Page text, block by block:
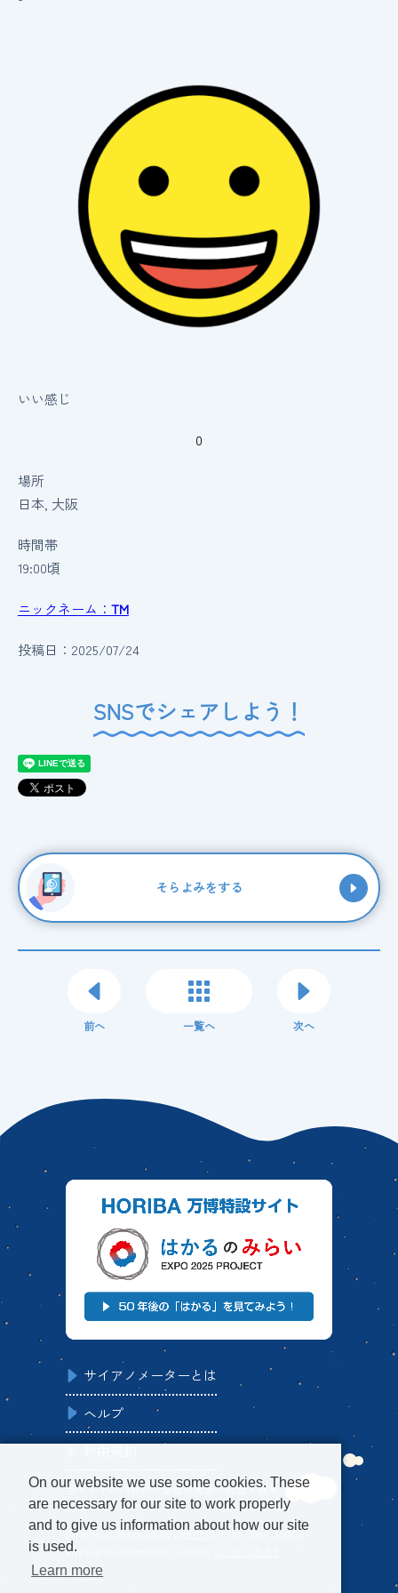
いい感じ
0
場所
日本, 大阪
時間帯
19:00頃
ニックネーム： TM
投稿日：2025/07/24
SNSでシェアしよう！
そらよみをする
前へ 一覧へ 次へ
サイアノメーターとは
ヘルプ
当サイトの内容及び画像は無断で転載・編集・配布でき
ません。
All emojis designed byOpenMoji– the open-source
emoji and icon project. License:
On our website we use some cookies. These
are necessary for our site to work properly
and to give us information about how our site
is used.
Learn more